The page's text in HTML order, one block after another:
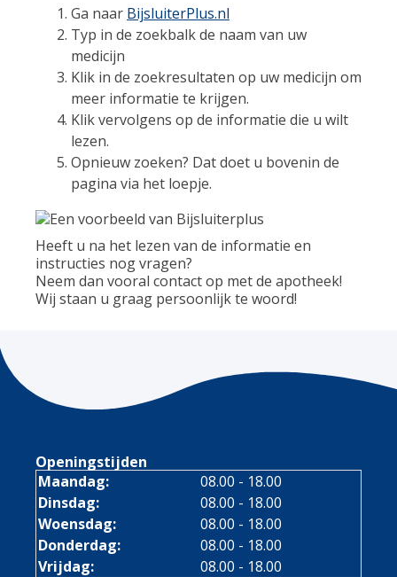
Ga naar BijsluiterPlus.nl
Typ in de zoekbalk de naam van uw
medicijn
Klik in de zoekresultaten op uw medicijn om
meer informatie te krijgen.
Klik vervolgens op de informatie die u wilt
lezen.
Opnieuw zoeken? Dat doet u bovenin de
pagina via het loepje.
Heeft u na het lezen van de informatie en
instructies nog vragen?
Neem dan vooral contact op met de apotheek!
Wij staan u graag persoonlijk te woord!
Openingstijden
Maandag:
08.00 - 18.00
Dinsdag:
08.00 - 18.00
Woensdag:
08.00 - 18.00
Donderdag:
08.00 - 18.00
Vrijdag:
08.00 - 18.00